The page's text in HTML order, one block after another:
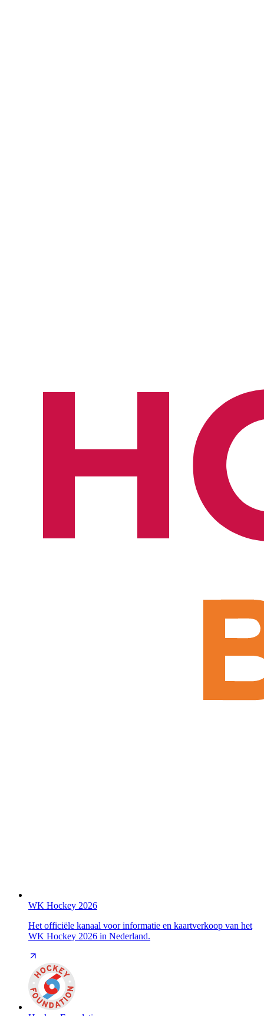
WK Hockey 2026
Het officiële kanaal voor informatie en kaartverkoop van het
WK Hockey 2026 in Nederland.